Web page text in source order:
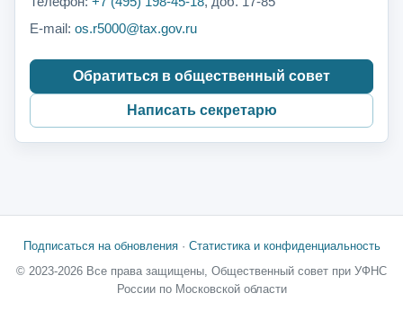
E-mail: os.r5000@tax.gov.ru
Обратиться в общественный совет
Написать секретарю
Подписаться на обновления· Статистика и конфиденциальность
© 2023-2026 Все права защищены, Общественный совет при УФНС
России по Московской области